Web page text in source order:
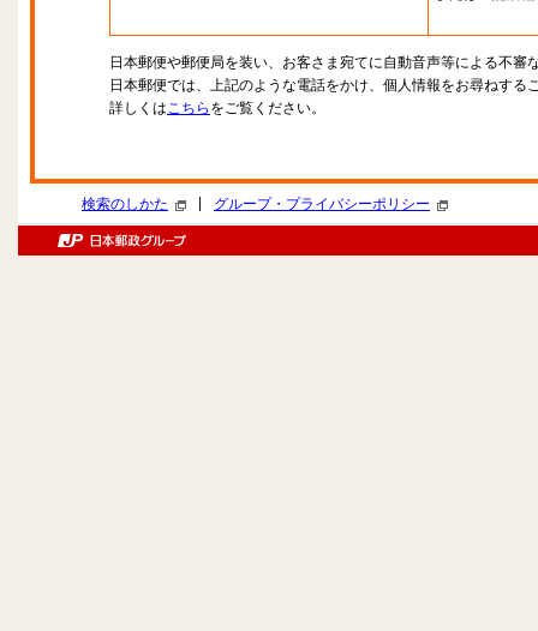
日本郵便や郵便局を装い、お客さま宛てに自動音声等による不審
日本郵便では、上記のような電話をかけ、個人情報をお尋ねする
詳しくはこちら をご覧ください。
検索のしかた グループ・プライバシーポリシー